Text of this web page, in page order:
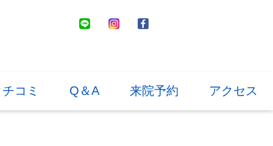
コミ Q＆A 来院予約 アクセス